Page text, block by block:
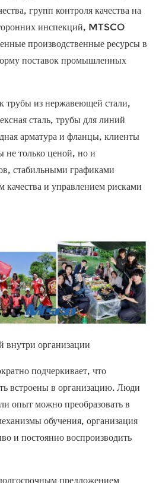
групп контроля качества на
инспекций, MTSCO
производственные ресурсы в
поставок промышленных
трубы из нержавеющей стали,
сталь, трубы для линий
арматура и фланцы, клиенты
не только ценой, но и
стабильными графиками
качества и управлением рисками
внутри организации
подчеркивает, что
встроены в организацию. Люди
опыт можно преобразовать в
обучения, организация
и постоянно воспроизводить
предложением